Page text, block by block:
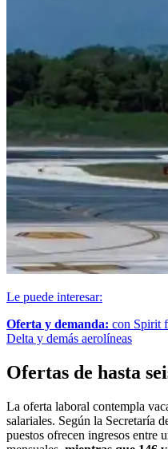
Le puede interesar:
Oferta y demanda: con Spirit
Delta y demás aerolíneas
Ofertas de hasta
La oferta laboral contempla
salariales. Según la Secretaría
puestos ofrecen ingresos entre